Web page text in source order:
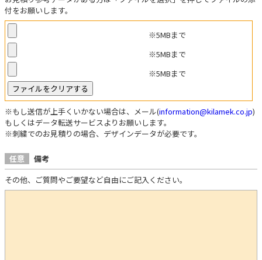
付をお願いします。
※5MBまで
※5MBまで
※5MBまで
※もし送信が上手くいかない場合は、メール(information@kilamek.co.jp)
もしくはデータ転送サービスよりお願いします。
※刺繍でのお見積りの場合、デザインデータが必要です。
任意
備考
その他、ご質問やご要望など自由にご記入ください。